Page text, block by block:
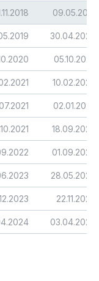
09.05.2021
30.04.2024
05.10.2022
10.02.2024
02.01.2025
18.09.2026
01.09.2024
28.05.2026
22.11.2026
03.04.2027